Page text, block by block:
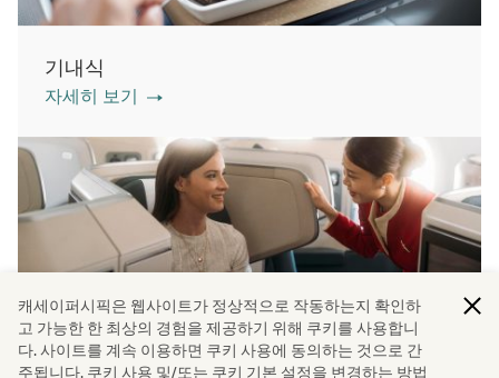
기내식
자세히 보기
좌석 등급
캐세이퍼시픽은 웹사이트가 정상적으로 작동하는지 확인하
고 가능한 한 최상의 경험을 제공하기 위해 쿠키를 사용합니
다. 사이트를 계속 이용하면 쿠키 사용에 동의하는 것으로 간
주됩니다. 쿠키 사용 및/또는 쿠키 기본 설정을 변경하는 방법